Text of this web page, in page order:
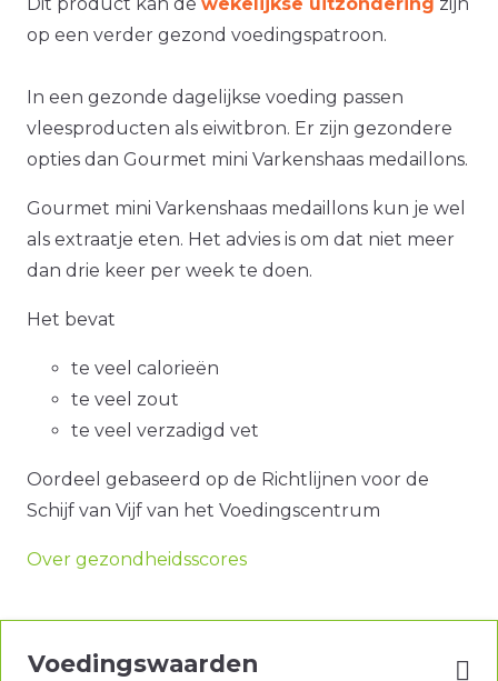
op een verder gezond voedingspatroon.
In een gezonde dagelijkse voeding passen
vleesproducten als eiwitbron. Er zijn gezondere
opties dan Gourmet mini Varkenshaas medaillons.
Gourmet mini Varkenshaas medaillons kun je wel
als extraatje eten. Het advies is om dat niet meer
dan drie keer per week te doen.
Het bevat
te veel calorieën
te veel zout
te veel verzadigd vet
Oordeel gebaseerd op de Richtlijnen voor de
Schijf van Vijf van het Voedingscentrum
Over gezondheidsscores
Voedingswaarden